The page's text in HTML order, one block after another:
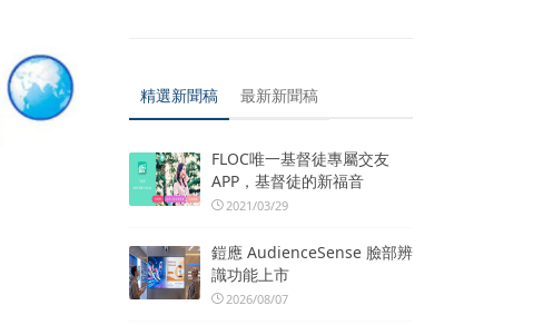
精選新聞稿 最新新聞稿
FLOC唯一基督徒專屬交友
APP，基督徒的新福音
2021/03/29
鎧應 AudienceSense 臉部辨
識功能上市
2026/08/07